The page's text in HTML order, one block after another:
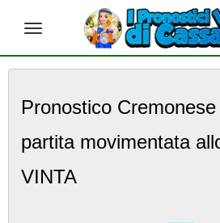
Pronostico
partita movimentata
VINTA